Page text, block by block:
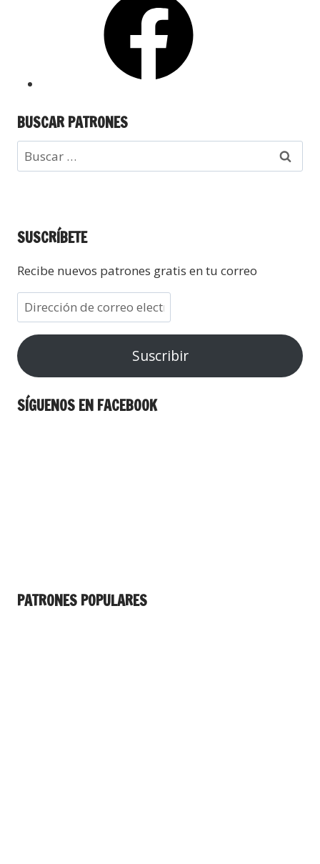
BUSCAR PATRONES
SUSCRÍBETE
Recibe nuevos patrones gratis en tu correo
Suscribir
SÍGUENOS EN FACEBOOK
PATRONES POPULARES